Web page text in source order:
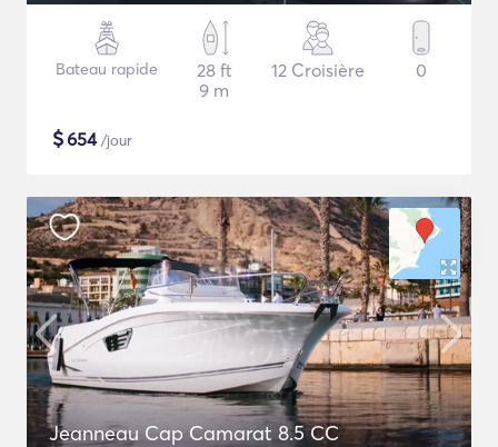
Bateau rapide
28 ft
9 m
12 Croisière 0
$654/jour
Jeanneau Cap Camarat 8.5 CC